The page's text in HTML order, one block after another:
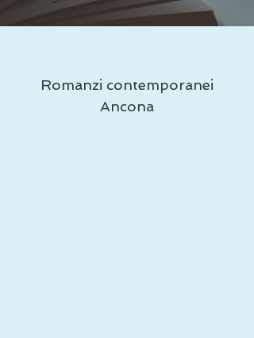
Romanzi contemporanei
Ancona